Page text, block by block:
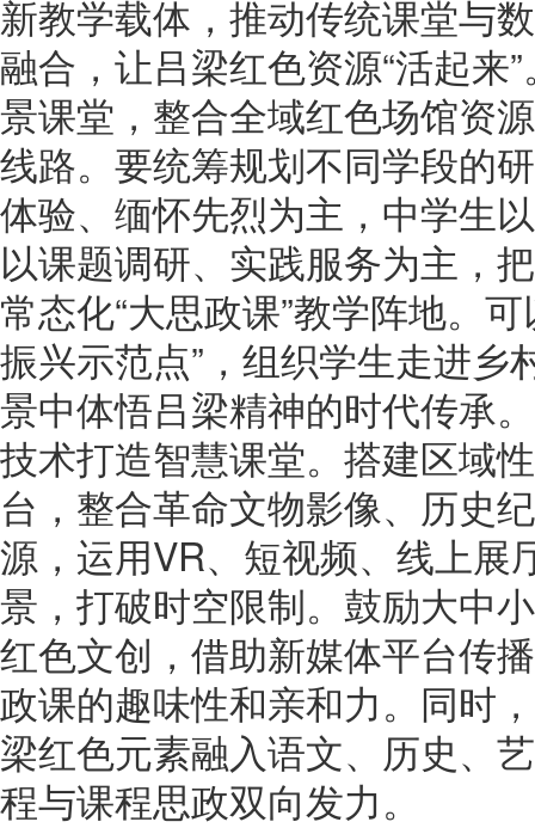
新教学载体，推动传统课堂与
融合，让吕梁红色资源“活起来
景课堂，整合全域红色场馆资
线路。要统筹规划不同学段的
体验、缅怀先烈为主，中学生
以课题调研、实践服务为主，
常态化“大思政课”教学阵地。
振兴示范点”，组织学生走进乡
景中体悟吕梁精神的时代传承
技术打造智慧课堂。搭建区域
台，整合革命文物影像、历史
源，运用VR、短视频、线上展
景，打破时空限制。鼓励大中
红色文创，借助新媒体平台传
政课的趣味性和亲和力。同时
梁红色元素融入语文、历史、
程与课程思政双向发力。